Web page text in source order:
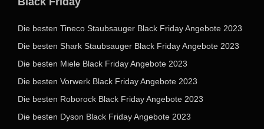
Die besten Tineco Staubsauger Black Friday Angebote 2023
Die besten Shark Staubsauger Black Friday Angebote 2023
Die besten Miele Black Friday Angebote 2023
Die besten Vorwerk Black Friday Angebote 2023
Die besten Roborock Black Friday Angebote 2023
Die besten Dyson Black Friday Angebote 2023